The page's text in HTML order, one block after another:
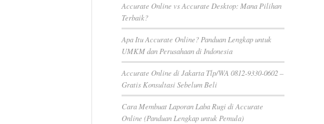
Accurate Online vs Accurate Desktop: Mana Pilihan
Terbaik?
Apa Itu Accurate Online? Panduan Lengkap untuk
UMKM dan Perusahaan di Indonesia
Accurate Online di Jakarta Tlp/WA 0812-9330-0602 –
Gratis Konsultasi Sebelum Beli
Cara Membuat Laporan Laba Rugi di Accurate
Online (Panduan Lengkap untuk Pemula)